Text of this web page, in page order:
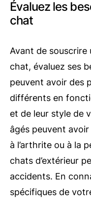
Évaluez les
chat
Avant de souscrire
chat, évaluez ses
peuvent avoir des
différents en
et de leur style de
âgés peuvent
à l’arthrite ou à la
chats d’extérieur
accidents. En
spécifiques de